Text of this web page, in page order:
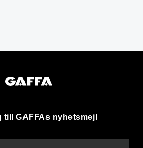
till GAFFAs nyhetsmejl